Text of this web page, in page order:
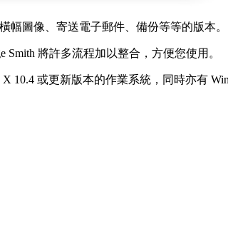
圖像、寄送電子郵件、備份等等的版本
將許多流程加以整合，方便您使用。
10.4 或更新版本的作業系統，同時亦有